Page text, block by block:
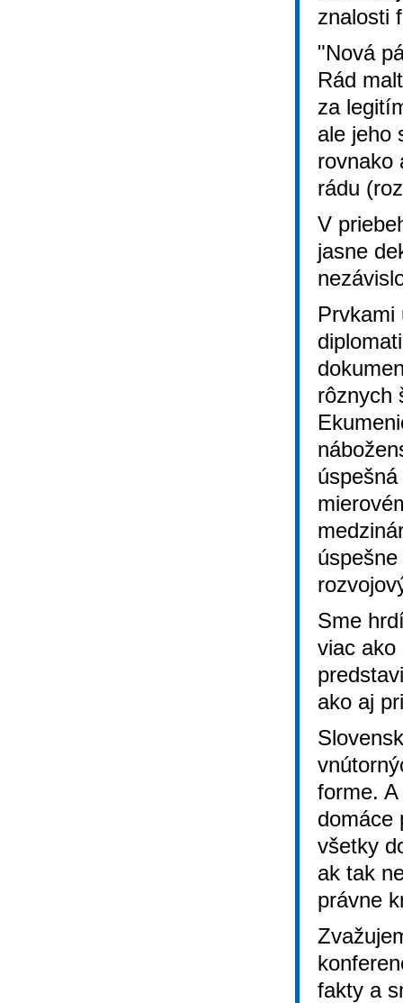
znalosti
"Nová
Rád
za
ale jeho
rovnako
rádu
V
jasne
Prvkami
rôznych
Sme
viac ako
ako aj
forme.
domáce
všetky
ak tak
právne
fakty a